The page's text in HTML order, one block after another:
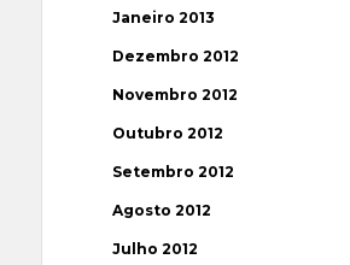
Janeiro 2013
Dezembro 2012
Novembro 2012
Outubro 2012
Setembro 2012
Agosto 2012
Julho 2012